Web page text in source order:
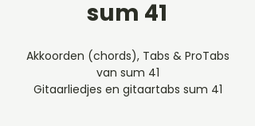
sum 41
Akkoorden (chords), Tabs & ProTabs
van sum 41
Gitaarliedjes en gitaartabs sum 41